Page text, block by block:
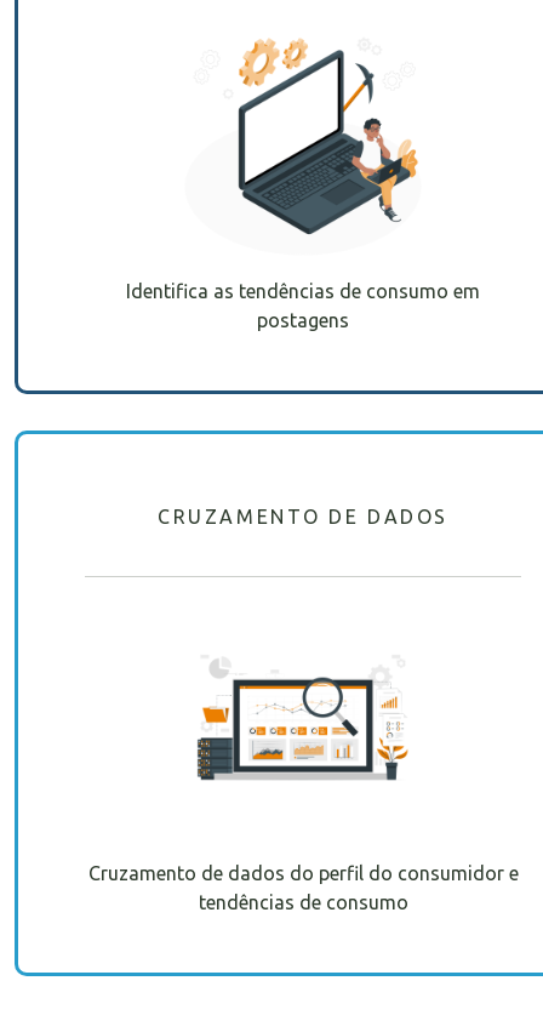
Identifica as tendências de consumo em
postagens
CRUZAMENTO DE DADOS
Cruzamento de dados do perfil do consumidor e
tendências de consumo